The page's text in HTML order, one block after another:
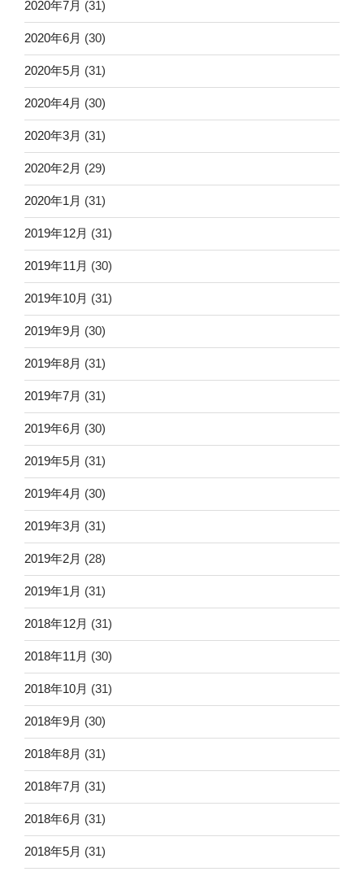
2020年7月 (31)
2020年6月 (30)
2020年5月 (31)
2020年4月 (30)
2020年3月 (31)
2020年2月 (29)
2020年1月 (31)
2019年12月 (31)
2019年11月 (30)
2019年10月 (31)
2019年9月 (30)
2019年8月 (31)
2019年7月 (31)
2019年6月 (30)
2019年5月 (31)
2019年4月 (30)
2019年3月 (31)
2019年2月 (28)
2019年1月 (31)
2018年12月 (31)
2018年11月 (30)
2018年10月 (31)
2018年9月 (30)
2018年8月 (31)
2018年7月 (31)
2018年6月 (31)
2018年5月 (31)